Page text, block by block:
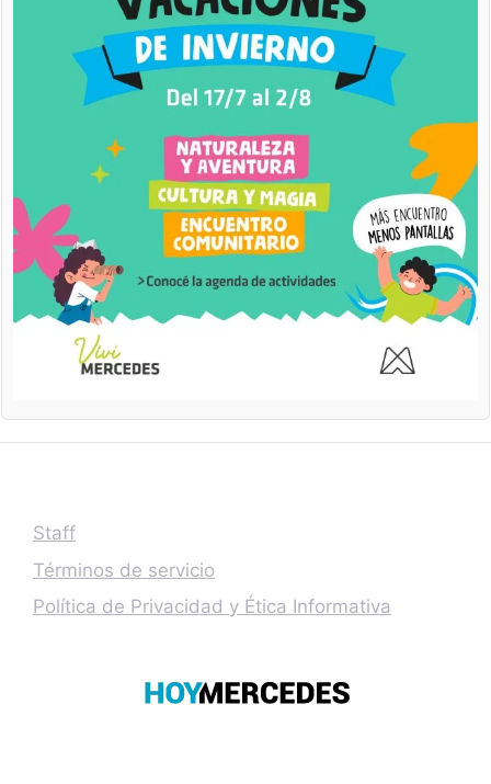
Staff
Términos de servicio
Política de Privacidad y Ética Informativa